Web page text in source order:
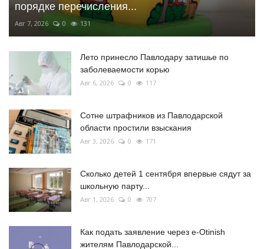
порядке перечисления...
Авг 7, 2026 0 131
Лето принесло Павлодару затишье по
заболеваемости корью
Авг 6, 2026 0 117
Сотне штрафников из Павлодарской
области простили взыскания
Авг 3, 2026 0 171
Сколько детей 1 сентября впервые сядут за
школьную парту...
Авг 1, 2026 0 707
Как подать заявление через e-Otinish
жителям Павлодарской...